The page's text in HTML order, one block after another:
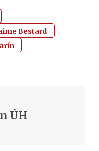
Bestard
ÚH